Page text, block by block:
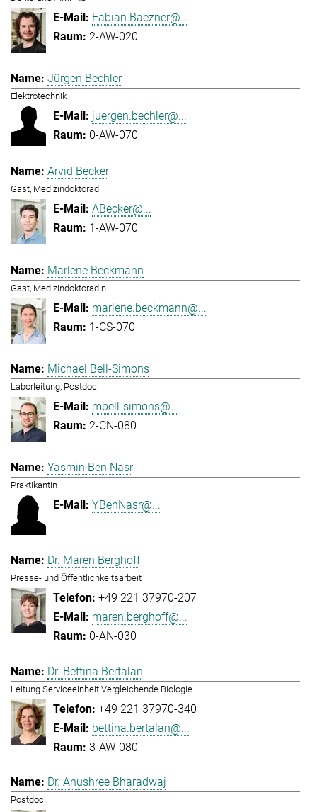
Fabian.Baezner@...
2-AW-020
Jürgen Bechler
Elektrotechnik
juergen.bechler@...
0-AW-070
Arvid Becker
Gast, Medizindoktorad
ABecker@...
1-AW-070
Marlene Beckmann
Gast, Medizindoktoradin
marlene.beckmann@...
1-CS-070
Michael Bell-Simons
Laborleitung, Postdoc
mbell-simons@...
2-CN-080
Yasmin Ben Nasr
Praktikantin
YBenNasr@...
Dr. Maren Berghoff
Presse- und Öffentlichkeitsarbeit
+49 221 37970-207
maren.berghoff@...
0-AN-030
Dr. Bettina Bertalan
Leitung Serviceeinheit Vergleichende Biologie
+49 221 37970-340
bettina.bertalan@...
3-AW-080
Dr. Anushree Bharadwaj
Postdoc